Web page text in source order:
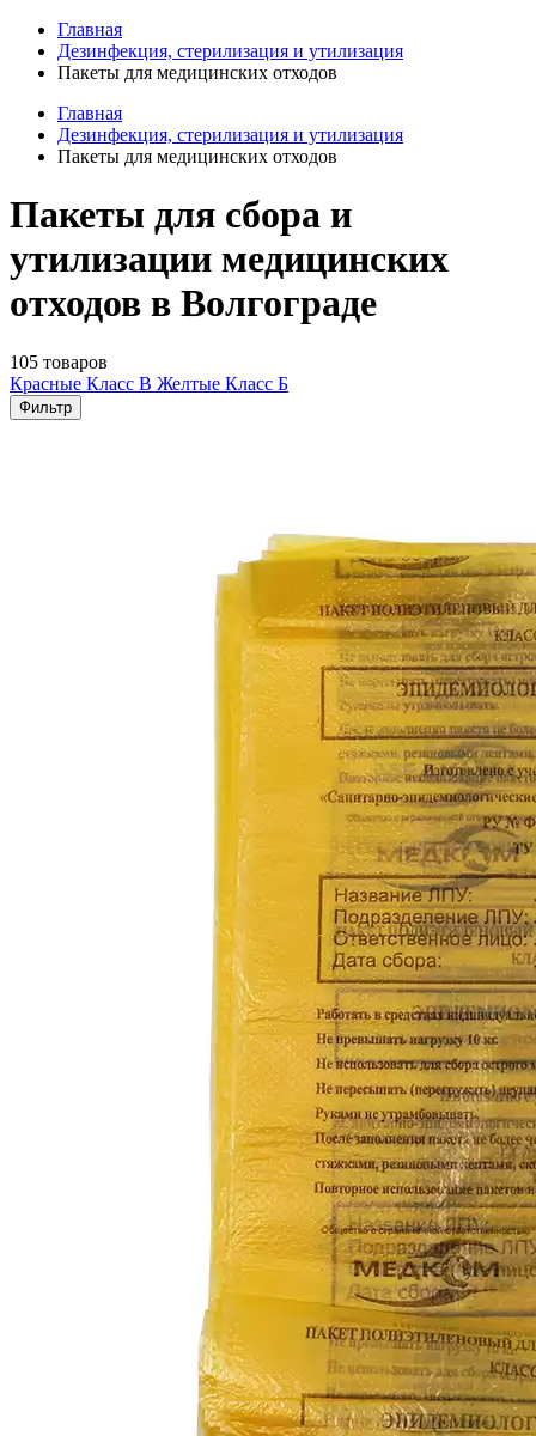
Главная
Дезинфекция, стерилизация и утилизация
Пакеты для медицинских отходов
Главная
Дезинфекция, стерилизация и утилизация
Пакеты для медицинских отходов
Пакеты для сбора и
утилизации медицинских
отходов в Волгограде
105 товаров
Красные Класс В Желтые Класс Б
Фильтр